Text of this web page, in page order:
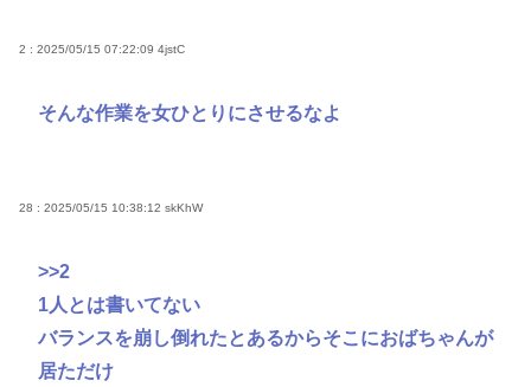
2 : 2025/05/15 07:22:09 4jstC
そんな作業を女ひとりにさせるなよ
28 : 2025/05/15 10:38:12 skKhW
>>2
1人とは書いてない
バランスを崩し倒れたとあるからそこにおばちゃんが
居ただけ